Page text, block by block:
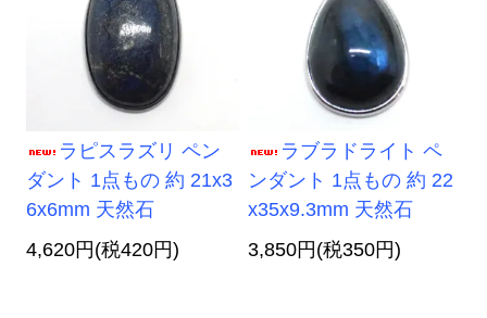
ラピスラズリ ペン
ダント 1点もの 約 21x3
6x6mm 天然石
4,620円(税420円)
ラブラドライト ペ
ンダント 1点もの 約 22
x35x9.3mm 天然石
3,850円(税350円)